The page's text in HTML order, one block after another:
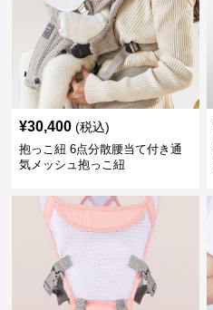
¥30,400 (税込)
抱っこ紐 6点分散腰当て付き通
気メッシュ抱っこ紐